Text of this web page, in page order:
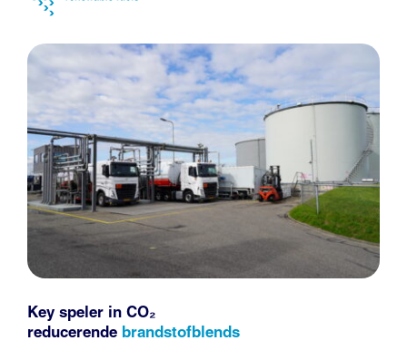
Key speler in CO₂
reducerende brandstofblends